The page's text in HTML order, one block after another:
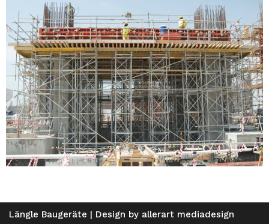
Längle Baugeräte | Design by allerart mediadesign